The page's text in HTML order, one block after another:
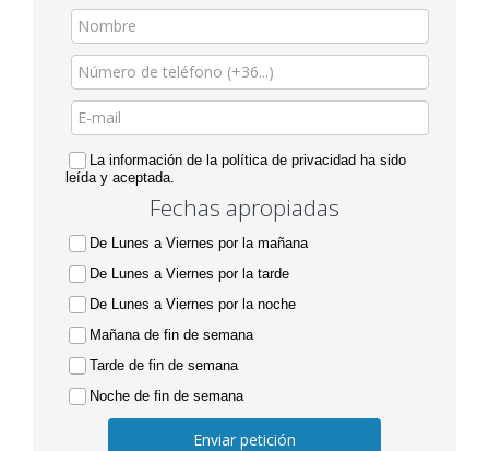
La información de la política de privacidad ha sido
leída y aceptada.
Fechas apropiadas
De Lunes a Viernes por la mañana
De Lunes a Viernes por la tarde
De Lunes a Viernes por la noche
Mañana de fin de semana
Tarde de fin de semana
Noche de fin de semana
Enviar petición